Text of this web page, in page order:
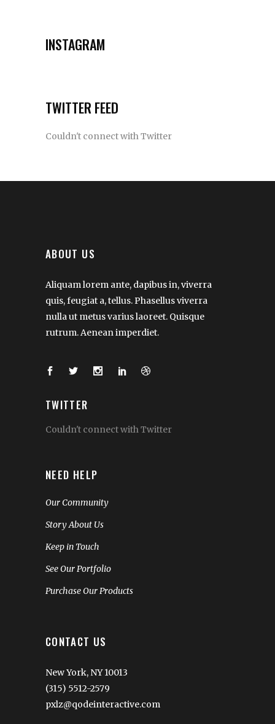
INSTAGRAM
TWITTER FEED
Couldn't connect with Twitter
ABOUT US
Aliquam lorem ante, dapibus in, viverra
quis, feugiat a, tellus. Phasellus viverra
nulla ut metus varius laoreet. Quisque
rutrum. Aenean imperdiet.
TWITTER
Couldn't connect with Twitter
NEED HELP
Our Community
Story About Us
Keep in Touch
See Our Portfolio
Purchase Our Products
CONTACT US
New York, NY 10013
(315) 5512-2579
pxlz@qodeinteractive.com